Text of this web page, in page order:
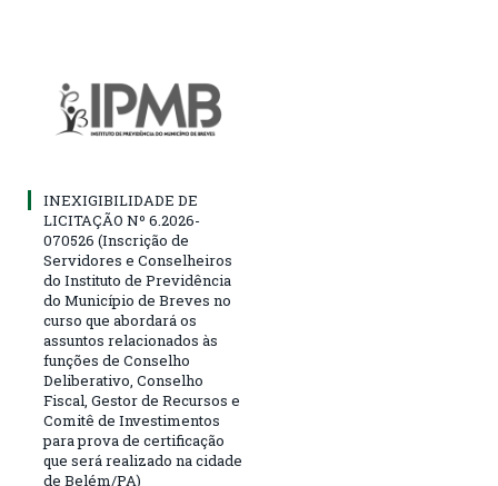
INEXIGIBILIDADE DE
LICITAÇÃO Nº 6.2026-
070526 (Inscrição de
Servidores e Conselheiros
do Instituto de Previdência
do Município de Breves no
curso que abordará os
assuntos relacionados às
funções de Conselho
Deliberativo, Conselho
Fiscal, Gestor de Recursos e
Comitê de Investimentos
para prova de certificação
que será realizado na cidade
de Belém/PA)